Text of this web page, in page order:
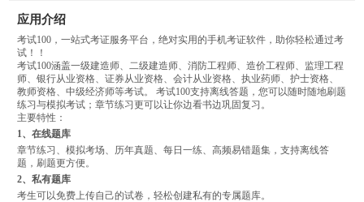
应用介绍
考试100，一站式考证服务平台，绝对实用的手机考证软件，助你轻松通过考
试！！
考试100涵盖一级建造师、二级建造师、消防工程师、造价工程师、监理工程
师、银行从业资格、证券从业资格、会计从业资格、执业药师、护士资格、
教师资格、中级经济师等考试。 考试100支持离线答题，您可以随时随地刷题
练习与模拟考试；章节练习更可以让你边看书边巩固复习。
主要特性：
1、在线题库
章节练习、模拟考场、历年真题、每日一练、高频易错题集，支持离线答
题，刷题更方便。
2、私有题库
考生可以免费上传自己的试卷，轻松创建私有的专属题库。